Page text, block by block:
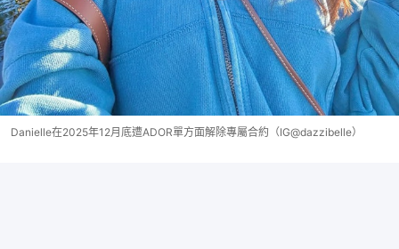
Danielle在2025年12月底遭ADOR單方面解除專屬合約（IG@dazzibelle）